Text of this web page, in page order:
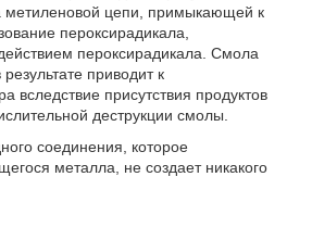
метиленовой цепи, примыкающей к
пероксирадикала,
пероксирадикала. Смола
приводит к
вследствие присутствия продуктов
деструкции смолы.
соединения, которое
металла, не создает никакого